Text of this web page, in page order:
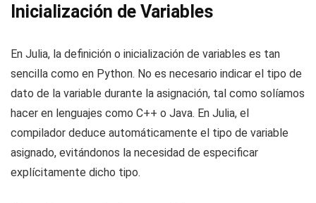
Inicialización de Variables
En Julia, la definición o inicialización de variables es tan
sencilla como en Python. No es necesario indicar el tipo de
dato de la variable durante la asignación, tal como solíamos
hacer en lenguajes como C++ o Java. En Julia, el
compilador deduce automáticamente el tipo de variable
asignado, evitándonos la necesidad de especificar
explícitamente dicho tipo.